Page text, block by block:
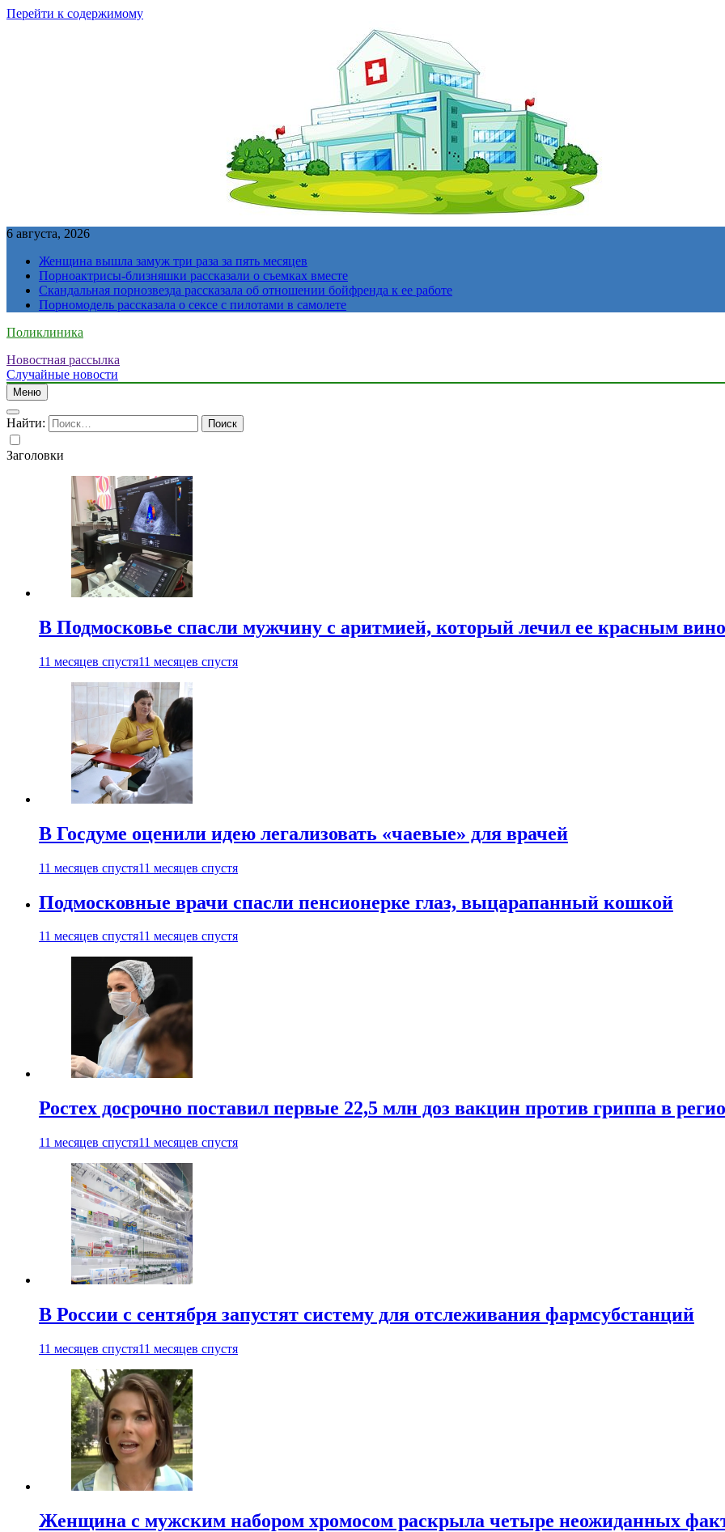
Перейти к содержимому
6 августа, 2026
Женщина вышла замуж три раза за пять месяцев
Порноактрисы-близняшки рассказали о съемках вместе
Скандальная порнозвезда рассказала об отношении бойфренда к ее работе
Порномодель рассказала о сексе с пилотами в самолете
Поликлиника
Новостная рассылка
Случайные новости
Меню
Найти:
Заголовки
В Подмосковье спасли мужчину с аритмией, который лечил ее красным
11 месяцев спустя11 месяцев спустя
В Госдуме оценили идею легализовать «чаевые» для врачей
11 месяцев спустя11 месяцев спустя
Подмосковные врачи спасли пенсионерке глаз, выцарапанный кошкой
11 месяцев спустя11 месяцев спустя
Ростех досрочно поставил первые 22,5 млн доз вакцин против гриппа в
11 месяцев спустя11 месяцев спустя
В России с сентября запустят систему для отслеживания фармсубстанций
11 месяцев спустя11 месяцев спустя
Женщина с мужским набором хромосом раскрыла четыре неожиданных